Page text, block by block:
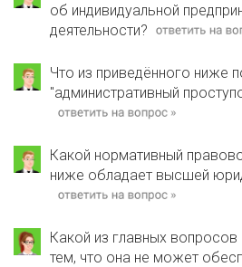
об индивидуальной
деятельности?
Что из приведённого ниже
"административный
Какой нормативный
ниже обладает высшей
Какой из главных
тем, что она не может